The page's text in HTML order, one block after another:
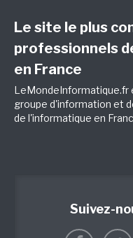
Le site le plus
professionnels
en France
LeMondeInformatique.fr
groupe d'information et
de l'informatique en
Suivez-